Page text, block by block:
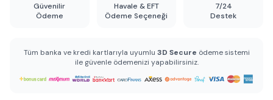
Güvenilir
Ödeme
Havale & EFT
Ödeme Seçeneği
7/24
Destek
Tüm banka ve kredi kartlarıyla uyumlu 3D Secure ödeme sistemi
ile güvenle ödemenizi yapabilirsiniz.